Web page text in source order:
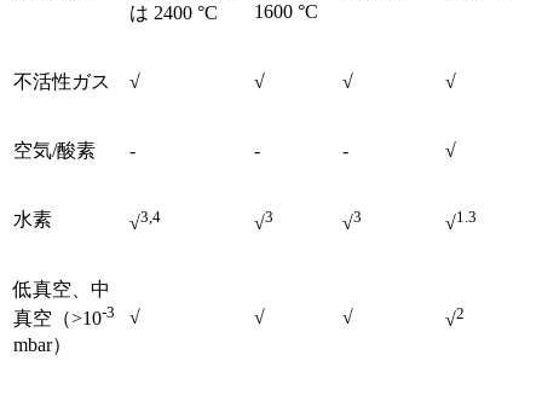
は 2400 °C
1600 °C
不活性ガス √ √ √ √
空気/酸素 - - - √
水素 √3,4 √3 √3 √1.3
低真空、中
真空（>10-3
mbar）
√ √ √ √2